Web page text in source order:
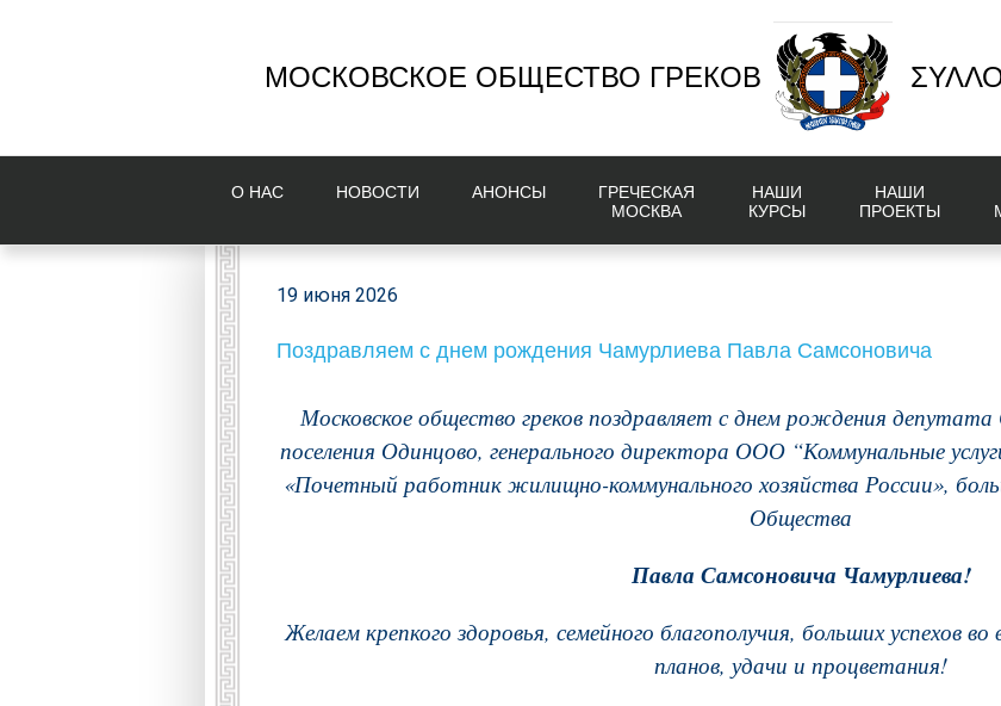
МОСКОВСКОЕ ОБЩЕСТВО ГРЕКОВ
О НAС НОВОСТИ AНОНСЫ
ГРЕЧЕСКАЯ
МОСКВА
НАШИ
КУРСЫ
НАШИ
ПРОЕКТЫ
19 июня 2026
Поздравляем с днем рождения Чамурлиева Павла Самсоновича
Московское общество греков поздравляет с днем рождения
поселения Одинцово, генерального директора ООО “Коммунальные
«Почетный работник жилищно-коммунального хозяйства России»,
Общества
Павла Самсоновича Чамурлиева!
Желаем крепкого здоровья, семейного благополучия, больших успехов во
планов, удачи и процветания!